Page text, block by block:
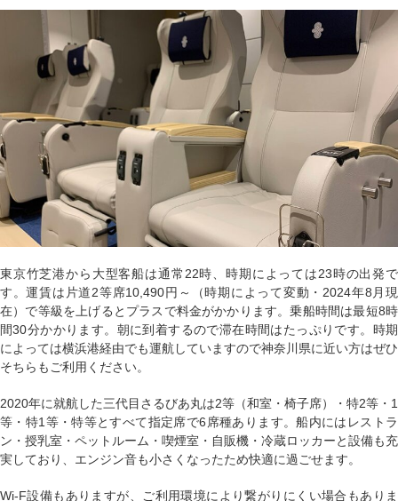
東京竹芝港から大型客船は通常22時、時期によっては23時の出発で
す。運賃は片道2等席10,490円～（時期によって変動・2024年8月現
在）で等級を上げるとプラスで料金がかかります。乗船時間は最短8時
間30分かかります。朝に到着するので滞在時間はたっぷりです。時期
によっては横浜港経由でも運航していますので神奈川県に近い方はぜひ
そちらもご利用ください。
2020年に就航した三代目さるびあ丸は2等（和室・椅子席）・特2等・1
等・特1等・特等とすべて指定席で6席種あります。船内にはレストラ
ン・授乳室・ペットルーム・喫煙室・自販機・冷蔵ロッカーと設備も充
実しており、エンジン音も小さくなったため快適に過ごせます。
Wi-F設備もありますが、ご利用環境により繋がりにくい場合もありま